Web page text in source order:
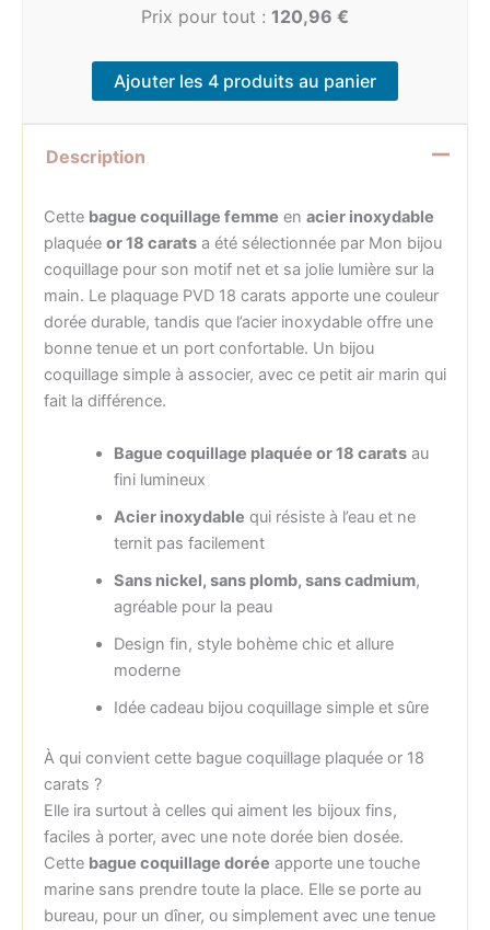
Prix pour tout : 120,96 €
Ajouter les 4 produits au panier
Description
Cette bague coquillage femme en acier inoxydable
plaquée or 18 caratsa été sélectionnée par Mon bijou
coquillage pour son motif net et sa jolie lumière sur la
main. Le plaquage PVD 18 carats apporte une couleur
dorée durable, tandis que l’acier inoxydable offre une
bonne tenue et un port confortable. Un bijou
coquillage simple à associer, avec ce petit air marin qui
fait la différence.
Bague coquillage plaquée or 18 caratsau
fini lumineux
Acier inoxydable qui résiste à l’eau et ne
ternit pas facilement
Sans nickel, sans plomb, sans cadmium,
agréable pour la peau
Design fin, style bohème chic et allure
moderne
Idée cadeau bijou coquillage simple et sûre
À qui convient cette bague coquillage plaquée or 18
carats ?
Elle ira surtout à celles qui aiment les bijoux fins,
faciles à porter, avec une note dorée bien dosée.
Cette bague coquillage dorée apporte une touche
marine sans prendre toute la place. Elle se porte au
bureau, pour un dîner, ou simplement avec une tenue